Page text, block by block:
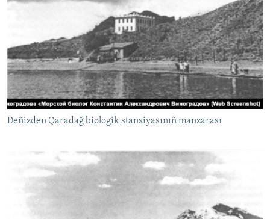
Deñizden Qaradağ biologik stansiyasınıñ manzarası